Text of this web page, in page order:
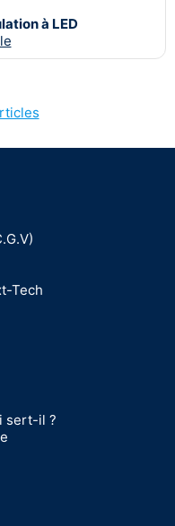
à LED
Tech
sert-il ?